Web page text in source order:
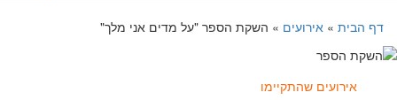
דף הבית» אירועים» השקת הספר "על מדים אני מלך"
אירועים שהתקיימו